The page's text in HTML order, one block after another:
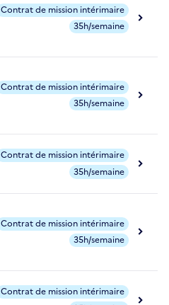
Contrat de mission intérimaire
35h/semaine
Contrat de mission intérimaire
35h/semaine
Contrat de mission intérimaire
35h/semaine
Contrat de mission intérimaire
35h/semaine
Contrat de mission intérimaire